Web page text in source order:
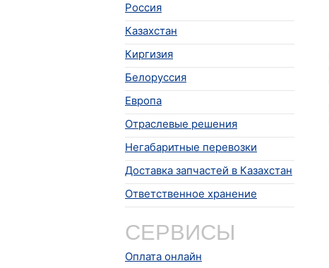
Россия
Казахстан
Киргизия
Белоруссия
Европа
Отраслевые решения
Негабаритные перевозки
Доставка запчастей в Казахстан
Ответственное хранение
СЕРВИСЫ
Оплата онлайн